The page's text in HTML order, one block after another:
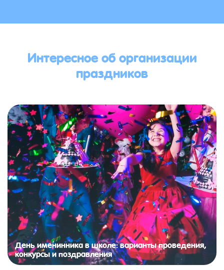
Интересное об организации
праздников
День именинника в школе: варианты проведения,
конкурсы и поздравления